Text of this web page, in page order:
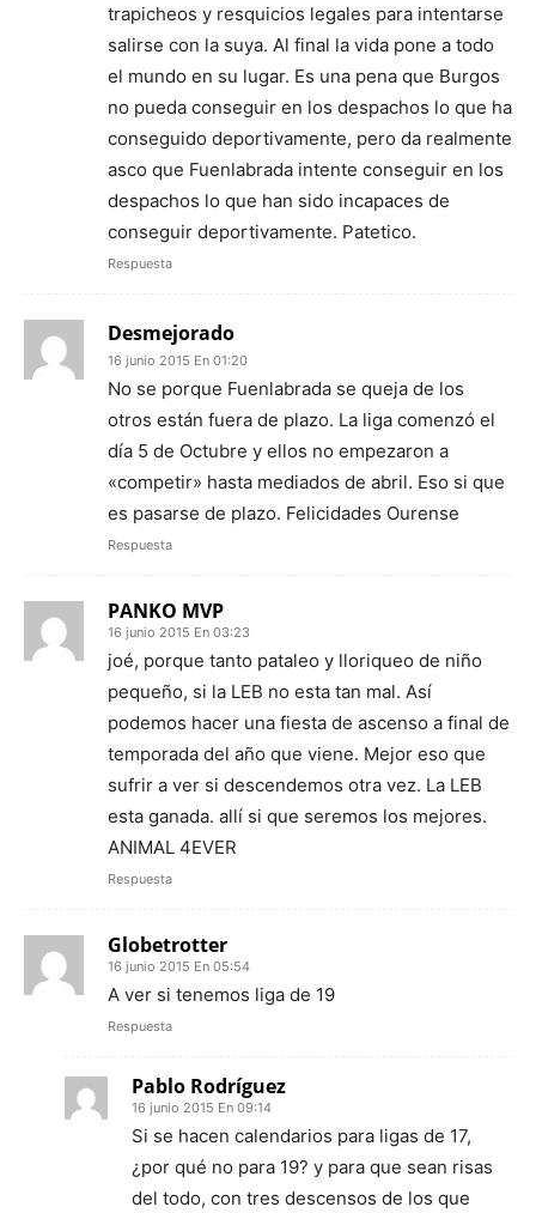
trapicheos y resquicios legales para intentarse
salirse con la suya. Al final la vida pone a todo
el mundo en su lugar. Es una pena que Burgos
no pueda conseguir en los despachos lo que ha
conseguido deportivamente, pero da realmente
asco que Fuenlabrada intente conseguir en los
despachos lo que han sido incapaces de
conseguir deportivamente. Patetico.
Respuesta
Desmejorado
16 junio 2015 En 01:20
No se porque Fuenlabrada se queja de los
otros están fuera de plazo. La liga comenzó el
día 5 de Octubre y ellos no empezaron a
«competir» hasta mediados de abril. Eso si que
es pasarse de plazo. Felicidades Ourense
Respuesta
PANKO MVP
16 junio 2015 En 03:23
joé, porque tanto pataleo y lloriqueo de niño
pequeño, si la LEB no esta tan mal. Así
podemos hacer una fiesta de ascenso a final de
temporada del año que viene. Mejor eso que
sufrir a ver si descendemos otra vez. La LEB
esta ganada. allí si que seremos los mejores.
ANIMAL 4EVER
Respuesta
Globetrotter
16 junio 2015 En 05:54
A ver si tenemos liga de 19
Respuesta
Pablo Rodríguez
16 junio 2015 En 09:14
Si se hacen calendarios para ligas de 17,
¿por qué no para 19? y para que sean risas
del todo, con tres descensos de los que